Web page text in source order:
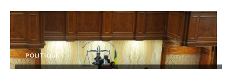
POLITIQUE